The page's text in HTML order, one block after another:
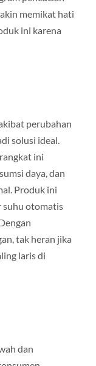
memikat hati
ini karena
perubahan
solusi ideal.
ini
daya, dan
Produk ini
suhu otomatis
tak heran jika
laris di
dan